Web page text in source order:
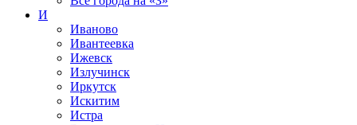
И
Иваново
Ивантеевка
Ижевск
Излучинск
Иркутск
Искитим
Истра